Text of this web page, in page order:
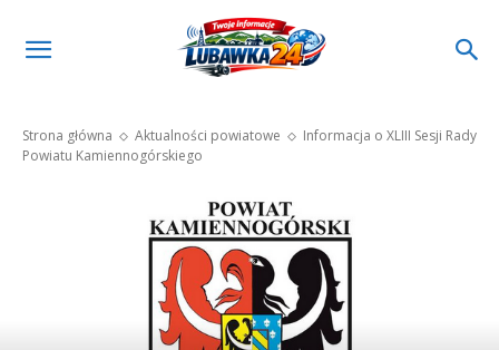
Strona główna Aktualności powiatowe
Informacja o XLIII Sesji Rady
Powiatu Kamiennogórskiego